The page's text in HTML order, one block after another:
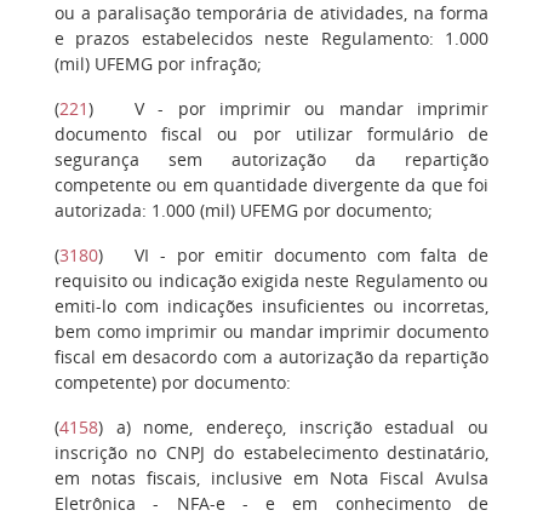
ou a paralisação temporária de atividades, na forma
e prazos estabelecidos neste Regulamento: 1.000
(mil) UFEMG por infração;
(221) V- por imprimir ou mandar imprimir
documento fiscal ou por utilizar formulário de
segurança sem autorização da repartição
competente ou em quantidade divergente da que foi
autorizada: 1.000 (mil) UFEMG por documento;
(3180)VI - por emitir documento com falta de
requisito ou indicação exigida neste Regulamento ou
emiti-lo com indicações insuficientes ou incorretas,
bem como imprimir ou mandar imprimir documento
fiscal em desacordo com a autorização da repartição
competente) por documento:
(4158) a) nome, endereço, inscrição estadual ou
inscrição no CNPJ do estabelecimento destinatário,
em notas fiscais, inclusive em Nota Fiscal Avulsa
Eletrônica - NFA-e - e em conhecimento de